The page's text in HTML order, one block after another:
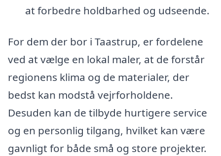
at forbedre holdbarhed og udseende.
For dem der bor i Taastrup, er fordelene
ved at vælge en lokal maler, at de forstår
regionens klima og de materialer, der
bedst kan modstå vejrforholdene.
Desuden kan de tilbyde hurtigere service
og en personlig tilgang, hvilket kan være
gavnligt for både små og store projekter.